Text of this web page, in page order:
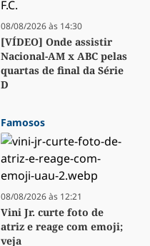
08/08/2026 às 14:30
[VÍDEO] Onde assistir
Nacional-AM x ABC pelas
quartas de final da Série
D
Famosos
08/08/2026 às 12:21
Vini Jr. curte foto de
atriz e reage com emoji;
veja